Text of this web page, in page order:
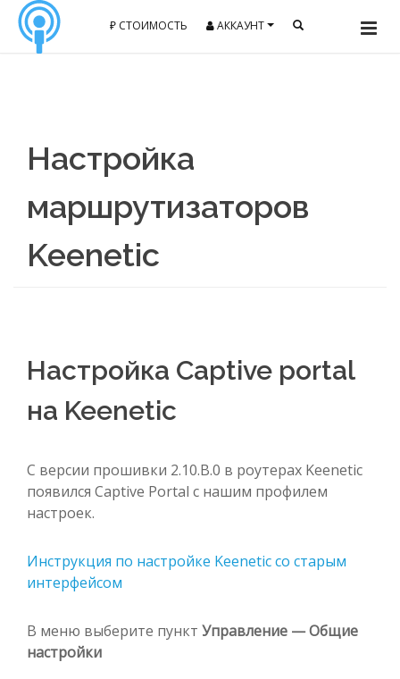
₽ СТОИМОСТЬ АККАУНТ
Настройка
маршрутизаторов
Keenetic
Настройка Сaptive portal
на Keenetic
С версии прошивки 2.10.B.0 в роутерах Keenetic
появился Captive Portal с нашим профилем
настроек.
Инструкция по настройке Keenetic со старым
интерфейсом
В меню выберите пункт Управление — Общие
настройки